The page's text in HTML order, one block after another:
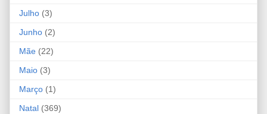
Julho (3)
Junho (2)
Mãe (22)
Maio (3)
Março (1)
Natal (369)